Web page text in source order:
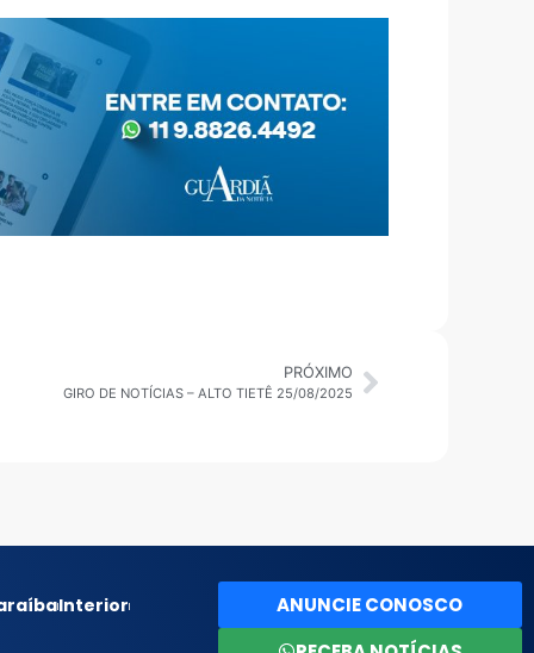
PRÓXIMO
GIRO DE NOTÍCIAS – ALTO TIETÊ 25/08/2025
Interior
ANUNCIE CONOSCO